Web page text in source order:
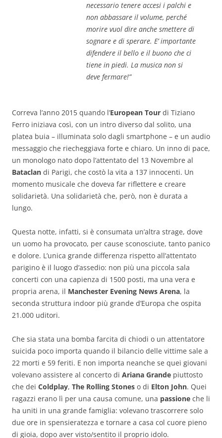
necessario tenere accesi i palchi e
non abbassare il volume, perché
morire vuol dire anche smettere di
sognare e di sperare. E’ importante
difendere il bello e il buono che ci
tiene in piedi. La musica non si
deve fermare!”
Correva l’anno 2015 quando l’European Tour di Tiziano
Ferro iniziava così, con un intro diverso dal solito, una
platea buia – illuminata solo dagli smartphone – e un audio
messaggio che riecheggiava forte e chiaro. Un inno di pace,
un monologo nato dopo l’attentato del 13 Novembre al
Bataclan di Parigi, che costò la vita a 137 innocenti. Un
momento musicale che doveva far riflettere e creare
solidarietà. Una solidarietà che, però, non è durata a
lungo.
Questa notte, infatti, si è consumata un’altra strage, dove
un uomo ha provocato, per cause sconosciute, tanto panico
e dolore. L’unica grande differenza rispetto all’attentato
parigino è il luogo d’assedio: non più una piccola sala
concerti con una capienza di 1500 posti, ma una vera e
propria arena, il Manchester Evening News Arena, la
seconda struttura indoor più grande d’Europa che ospita
21.000 uditori.
Che sia stata una bomba farcita di chiodi o un attentatore
suicida poco importa quando il bilancio delle vittime sale a
22 morti e 59 feriti. E non importa neanche se quei giovani
volevano assistere al concerto di Ariana Grande piuttosto
che dei Coldplay, The Rolling Stones o di Elton John. Quei
ragazzi erano lì per una causa comune, una passione che li
ha uniti in una grande famiglia: volevano trascorrere solo
due ore in spensieratezza e tornare a casa col cuore pieno
di gioia, dopo aver visto/sentito il proprio idolo.